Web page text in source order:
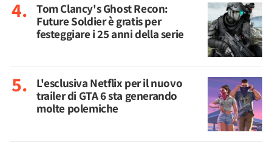
Tom Clancy's Ghost Recon:
Future Soldier è gratis per
festeggiare i 25 anni della serie
L'esclusiva Netflix per il nuovo
trailer di GTA 6 sta generando
molte polemiche